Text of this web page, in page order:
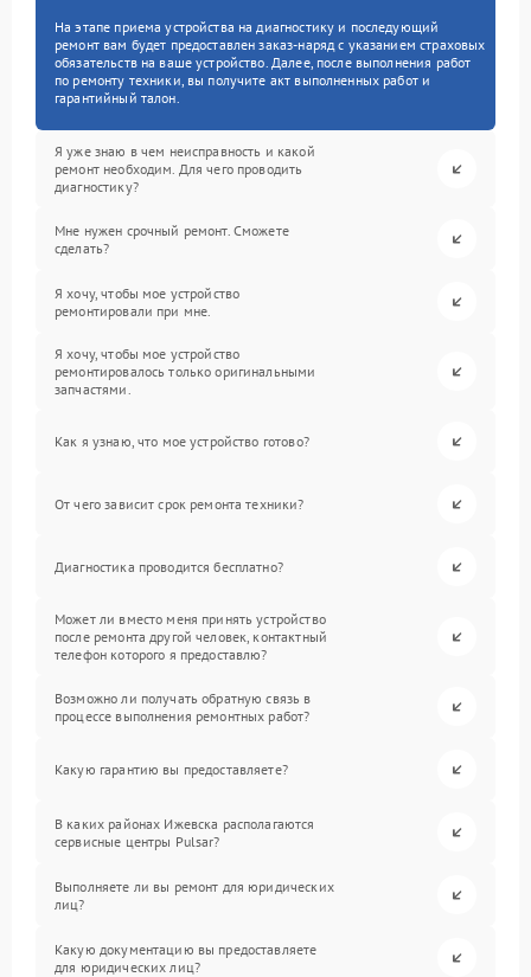
На этапе приема устройства на диагностику и последующий
ремонт вам будет предоставлен заказ-наряд с указанием страховых
обязательств на ваше устройство. Далее, после выполнения работ
по ремонту техники, вы получите акт выполненных работ и
гарантийный талон.
Я уже знаю в чем неисправность и какой
ремонт необходим. Для чего проводить
диагностику?
Мне нужен срочный ремонт. Сможете
сделать?
Я хочу, чтобы мое устройство
ремонтировали при мне.
Я хочу, чтобы мое устройство
ремонтировалось только оригинальными
запчастями.
Как я узнаю, что мое устройство готово?
От чего зависит срок ремонта техники?
Диагностика проводится бесплатно?
Может ли вместо меня принять устройство
после ремонта другой человек, контактный
телефон которого я предоставлю?
Возможно ли получать обратную связь в
процессе выполнения ремонтных работ?
Какую гарантию вы предоставляете?
В каких районах Ижевска располагаются
сервисные центры Pulsar?
Выполняете ли вы ремонт для юридических
лиц?
Какую документацию вы предоставляете
для юридических лиц?